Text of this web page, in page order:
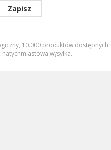
Zapisz
10.000 produktów dostępnych
natychmiastowa wysyłka.